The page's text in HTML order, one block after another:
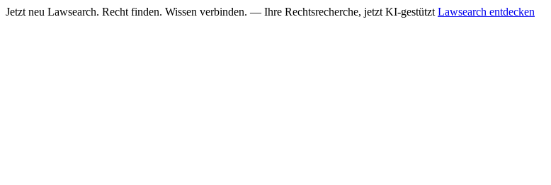
Jetzt neu Lawsearch. Recht finden. Wissen verbinden. — Ihre Rechtsrecherche, jetzt KI-gestützt Lawsearch entdecken